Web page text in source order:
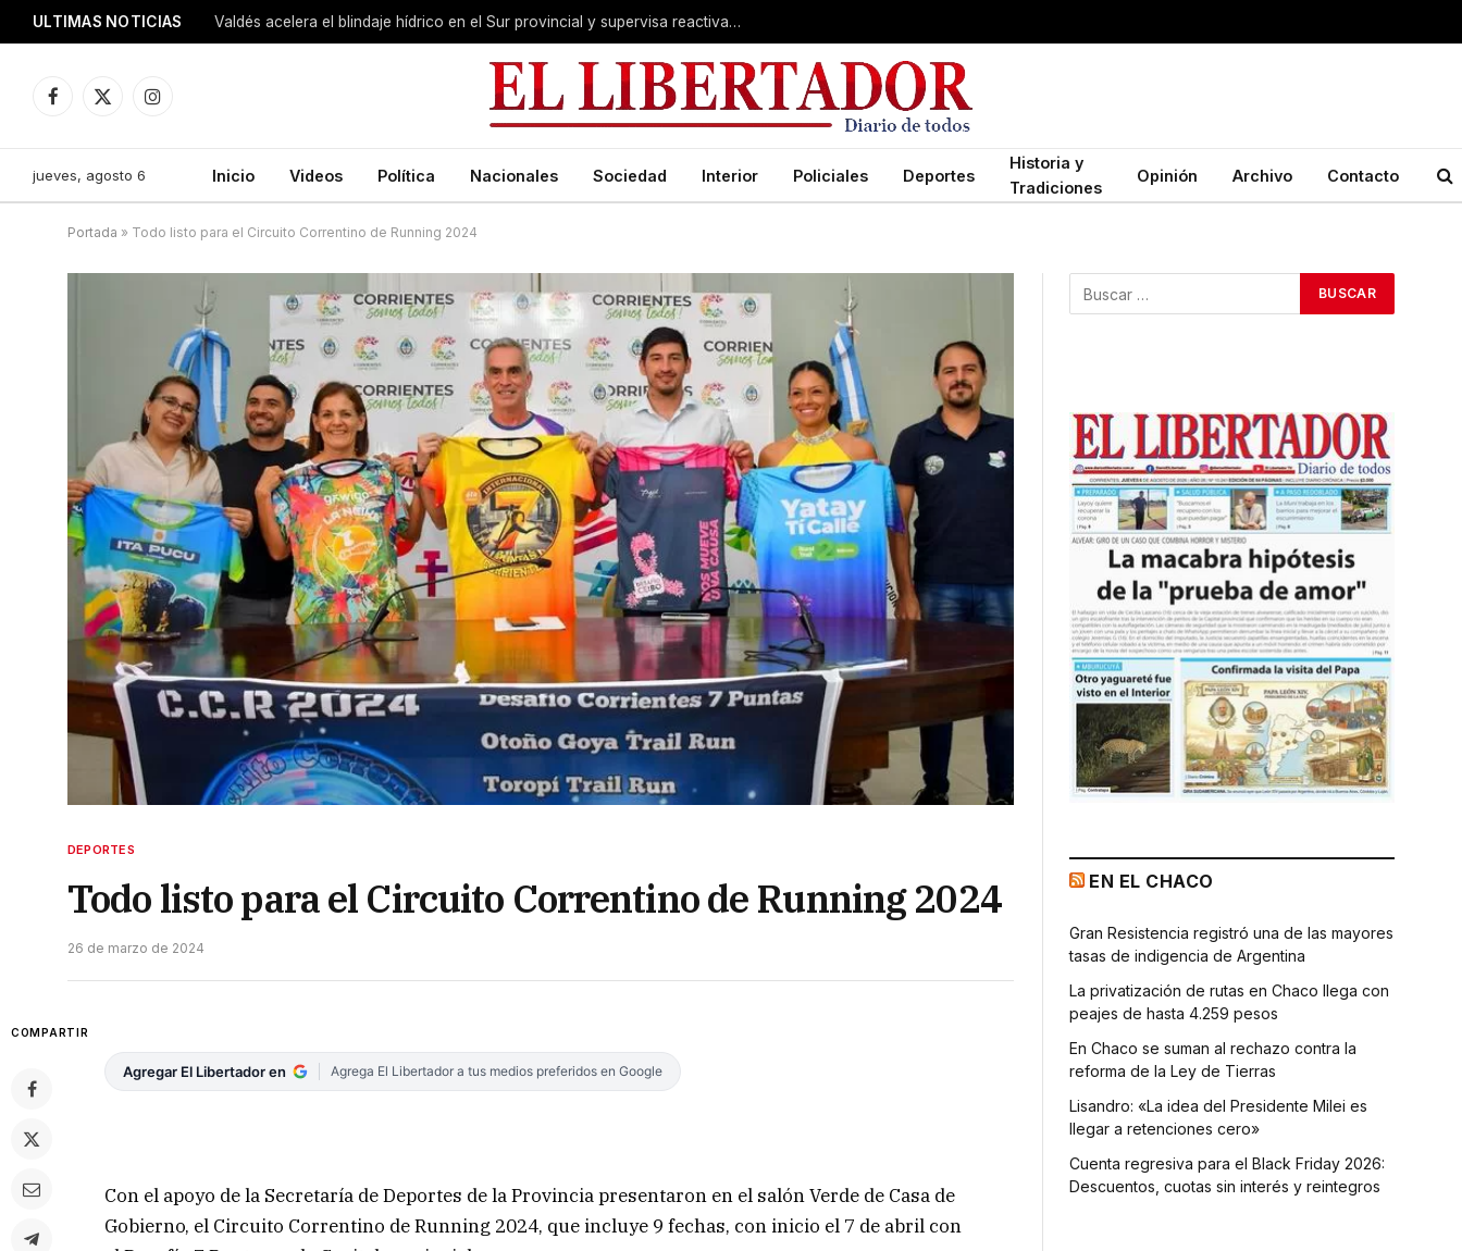
ULTIMAS NOTICIAS Valdés acelera el blindaje hídrico en el Sur provincial y supervisa reactivación de ruta
Facebook
X
Instagram
jueves, agosto 6 Inicio Videos Política Nacionales Sociedad Interior Policiales Deportes
Historia y
Tradiciones
Opinión Archivo Contacto
Portada » Todo listo para el Circuito Correntino de Running 2024
DEPORTES
Todo listo para el Circuito Correntino de Running 2024
26 de marzo de 2024
COMPARTIR
Agregar El Libertador en Agrega El Libertador a tus medios preferidos en Google
Con el apoyo de la Secretaría de Deportes de la Provincia presentaron en el salón Verde de Casa de
Gobierno, el Circuito Correntino de Running 2024, que incluye 9 fechas, con inicio el 7 de abril con
EN EL CHACO
Gran Resistencia registró una de las mayores
tasas de indigencia de Argentina
La privatización de rutas en Chaco llega con
peajes de hasta 4.259 pesos
En Chaco se suman al rechazo contra la
reforma de la Ley de Tierras
Lisandro: «La idea del Presidente Milei es
llegar a retenciones cero»
Cuenta regresiva para el Black Friday 2026:
Descuentos, cuotas sin interés y reintegros